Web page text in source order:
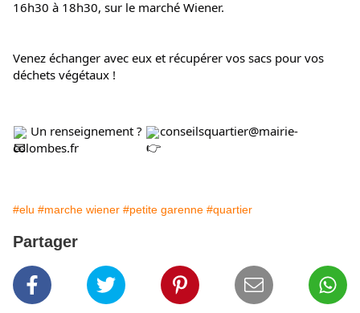
16h30 à 18h30, sur le marché Wiener.
Venez échanger avec eux et récupérer vos sacs pour vos
déchets végétaux !
Un renseignement ?
conseilsquartier@mairie-
colombes.fr
#elu #marche wiener #petite garenne #quartier
Partager